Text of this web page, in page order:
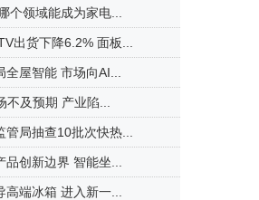
个领域能成为家电...
出货下降6.2% 面板...
全屋智能 市场向AI...
不及预期 产业陷...
管局抽查10批次快热...
品创新边界 智能坐...
端冰箱 进入新一...